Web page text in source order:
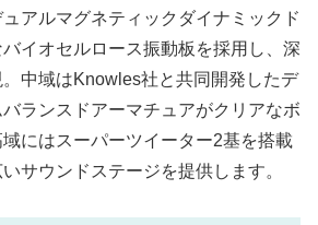
アルマグネティックダイナミックド
イオセルロース振動板を採用し、深
中域はKnowles社と共同開発したデ
ランスドアーマチュアがクリアなボ
にはスーパーツイーター2基を搭載
サウンドステージを提供します。